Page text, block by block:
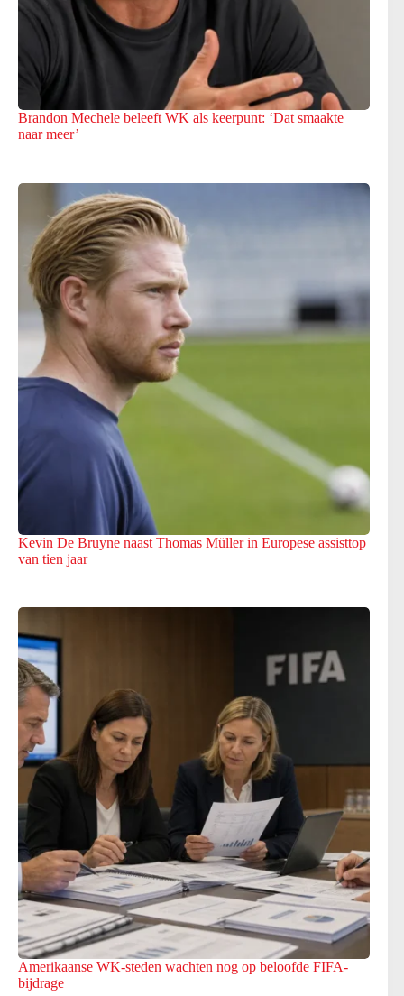
Brandon Mechele beleeft WK als keerpunt: ‘Dat smaakte
naar meer’
Kevin De Bruyne naast Thomas Müller in Europese assisttop
van tien jaar
Amerikaanse WK-steden wachten nog op beloofde FIFA-
bijdrage